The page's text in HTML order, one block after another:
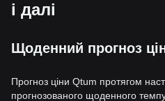
і далі
Щоденний прогноз
Прогноз ціни Qtum протягом
прогнозованого щоденного